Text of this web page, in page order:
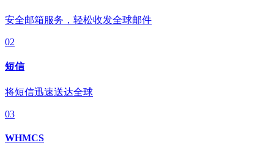
安全邮箱服务，轻松收发全球邮件
02
短信
将短信迅速送达全球
03
WHMCS